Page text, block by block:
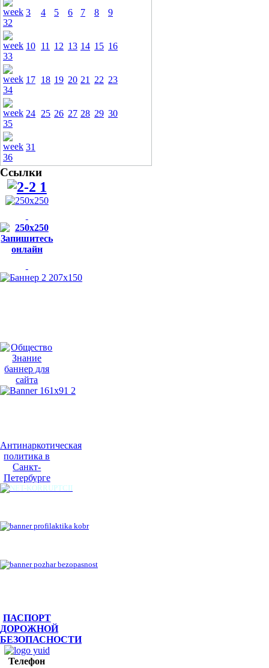
3 4 5 6 7 8 9
10 11 12 13 14 15 16
17 18 19 20 21 22 23
24 25 26 27 28 29 30
31
Ссылки
Антинаркотическая
политика в
Санкт-
Петербурге
ПАСПОРТ
ДОРОЖНОЙ
БЕЗОПАСНОСТИ
Телефон